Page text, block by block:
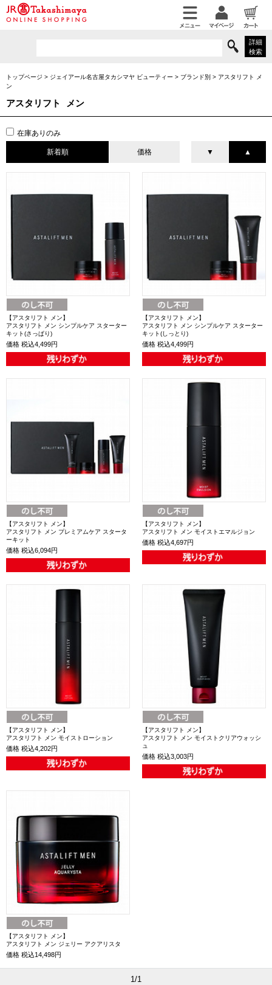
詳細
検索
トップページ > ジェイアール名古屋タカシマヤ ビューティー > ブランド別 > アスタリフト メ
ン
アスタリフト メン
在庫ありのみ
新着順 価格 ▼ ▲
【アスタリフト メン】
アスタリフト メン シンプルケア スターター
キット(さっぱり)
価格 税込4,499円
【アスタリフト メン】
アスタリフト メン シンプルケア スターター
キット(しっとり)
価格 税込4,499円
【アスタリフト メン】
アスタリフト メン プレミアムケア スタータ
ーキット
価格 税込6,094円
【アスタリフト メン】
アスタリフト メン モイストエマルジョン
価格 税込4,697円
【アスタリフト メン】
アスタリフト メン モイストローション
価格 税込4,202円
【アスタリフト メン】
アスタリフト メン モイストクリアウォッシ
ュ
価格 税込3,003円
【アスタリフト メン】
アスタリフト メン ジェリー アクアリスタ
価格 税込14,498円
1/1